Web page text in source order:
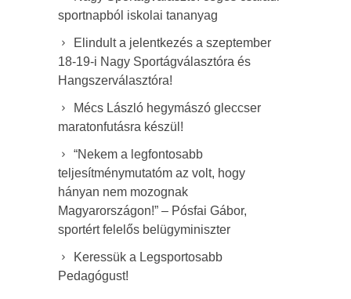
sportnapból iskolai tananyag
Elindult a jelentkezés a szeptember
18-19-i Nagy Sportágválasztóra és
Hangszerválasztóra!
Mécs László hegymászó gleccser
maratonfutásra készül!
“Nekem a legfontosabb
teljesítménymutatóm az volt, hogy
hányan nem mozognak
Magyarországon!” – Pósfai Gábor,
sportért felelős belügyminiszter
Keressük a Legsportosabb
Pedagógust!